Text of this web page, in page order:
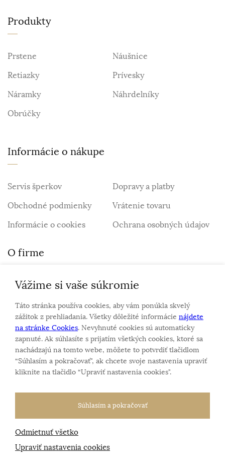
Produkty
Prstene
Náušnice
Retiazky
Prívesky
Náramky
Náhrdelníky
Obrúčky
Informácie o nákupe
Servis šperkov
Dopravy a platby
Obchodné podmienky
Vrátenie tovaru
Informácie o cookies
Ochrana osobných údajov
O firme
Personalizovaný šperk
O nás
Kontakt
Sme rodinná firma a zameriavame sa na predaj hodiniek
a šperkov od roku 1994.
Pozrite sa na naše ďaľšie web stránky.
Všetky práva vyhradené
Tvorba e-shopovodBlueweb s.r.o.
Vážime si vaše súkromie
Táto stránka používa cookies, aby vám ponúkla skvelý
zážitok z prehliadania. Všetky dôležité informácie nájdete
na stránke Cookies. Nevyhnuté cookies sú automaticky
zapnuté. Ak súhlasíte s prijatím všetkých cookies, ktoré sa
nachádzajú na tomto webe, môžete to potvrdiť tlačidlom
“Súhlasím a pokračovať", ak chcete svoje nastavenia upraviť
kliknite na tlačidlo “Upraviť nastavenia cookies".
Súhlasím a pokračovať
Odmietnuť všetko
Upraviť nastavenia cookies